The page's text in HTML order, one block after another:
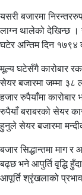
यसरी बजारमा
लाग्न थालेको देखिन्छ
घटेर अन्तिम दिन
मूल्य घटेसँगै कारोबार
सेयर बजारमा जम्मा ३८
हजार रुपैयाँमा
रुपैयाँ बराबरको सेयर
हुनुले सेयर बजारमा
बजार सिद्धान्तमा माग
बढ्छ भने आपुर्ति वृद्धि
आपूर्ति श्रृंखलाको